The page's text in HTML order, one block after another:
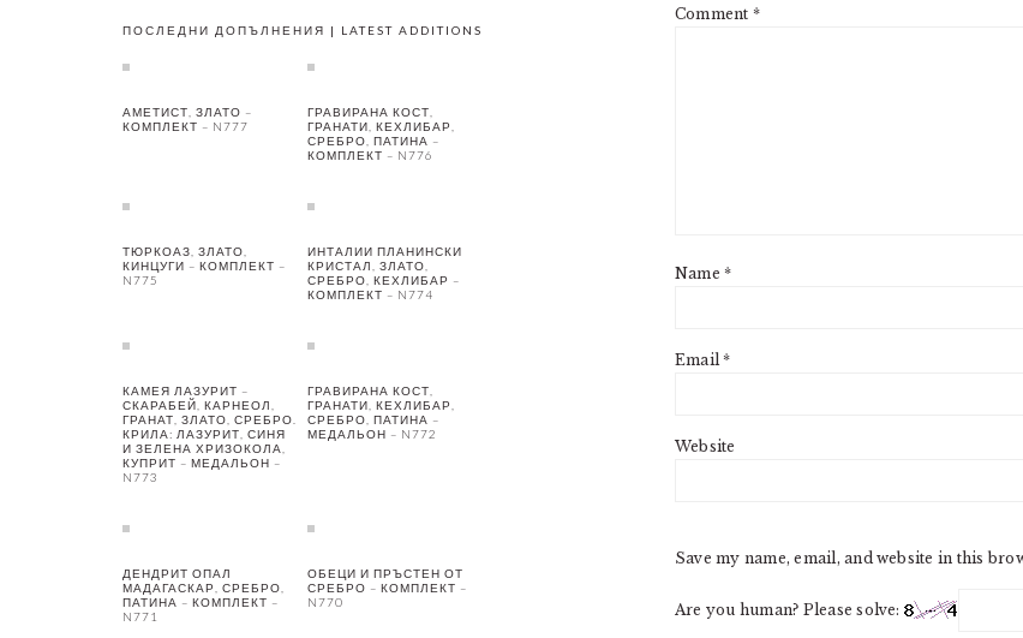
Comment *
Name*
Email*
Website
Save my name, email, and website in this
Are you human? Please solve:
ПОСЛЕДНИ ДОПЪЛНЕНИЯ | LATEST ADDITIONS
АМЕТИСТ, ЗЛАТО –
КОМПЛЕКТ – N777
ГРАВИРАНА КОСТ,
ГРАНАТИ, КЕХЛИБАР,
СРЕБРО, ПАТИНА –
КОМПЛЕКТ – N776
ТЮРКОАЗ, ЗЛАТО,
КИНЦУГИ – КОМПЛЕКТ –
N775
ИНТАЛИИ ПЛАНИНСКИ
КРИСТАЛ, ЗЛАТО,
СРЕБРО, КЕХЛИБАР –
КОМПЛЕКТ – N774
КАМЕЯ ЛАЗУРИТ –
СКАРАБЕЙ, КАРНЕОЛ,
ГРАНАТ, ЗЛАТО, СРЕБРО.
КРИЛА: ЛАЗУРИТ, СИНЯ
И ЗЕЛЕНА ХРИЗОКОЛА,
КУПРИТ – МЕДАЛЬОН –
N773
ГРАВИРАНА КОСТ,
ГРАНАТИ, КЕХЛИБАР,
СРЕБРО, ПАТИНА –
МЕДАЛЬОН – N772
ДЕНДРИТ ОПАЛ
МАДАГАСКАР, СРЕБРО,
ПАТИНА – КОМПЛЕКТ –
N771
ОБЕЦИ И ПРЪСТЕН ОТ
СРЕБРО – КОМПЛЕКТ –
N770